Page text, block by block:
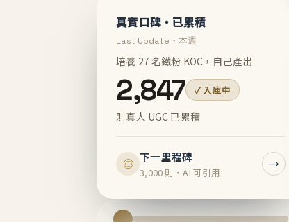
真實口碑・已累積
Last Update・本週
培養 27 名鐵粉 KOC，自己產出
2,847 ✓ 入庫中
則真人 UGC 已累積
◎ 下一里程碑
3,000 則・AI 可引用
→